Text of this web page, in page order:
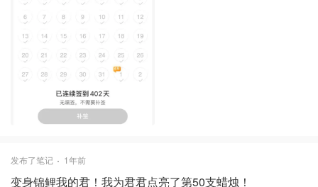
发布了笔记 1年前
变身锦鲤我的君！我为君君点亮了第50支蜡烛！